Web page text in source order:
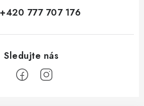
+420 777 707 176